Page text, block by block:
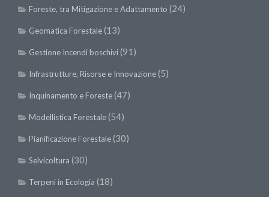
Foreste, tra Mitigazione e Adattamento (24)
Geomatica Forestale(13)
Gestione Incendi boschivi(91)
Infrastrutture, Risorse e Innovazione(5)
Inquinamento e Foreste(47)
Modellistica Forestale(54)
Pianificazione Forestale(30)
Selvicoltura (30)
Terpeni in Ecologia (18)